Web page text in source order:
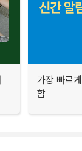
가장 빠르
합